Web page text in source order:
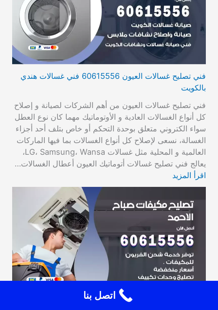
فني تصليح غسالات العيون 60615556 فني غسالات هندي
بالكويت
فني تصليح غسالات العيون من أهم الشركات لصيانة و إصلاح
كل أنواع الغسالات العادية و الأوتوماتيك مهما كان نوع العطل
سواء الكتروني متعلق بوحدة التحكم أو خاص بتلف أحد أجزاء
الغسالة، نسعى لإصلاح كل أنواع الغسالات بما فيها الماركات
العالمية و المحلية مثل غسالات LG، Samsung، Wansa،
يعالج فني تصليح غسالات أتوماتيك العيون أعطال الغسالات…
اقرأ المزيد
اتصل بنا